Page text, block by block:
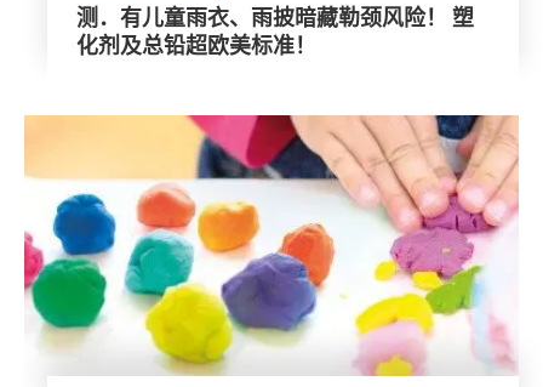
测．有儿童雨衣、雨披暗藏勒颈风险！ 塑
化剂及总铅超欧美标准！